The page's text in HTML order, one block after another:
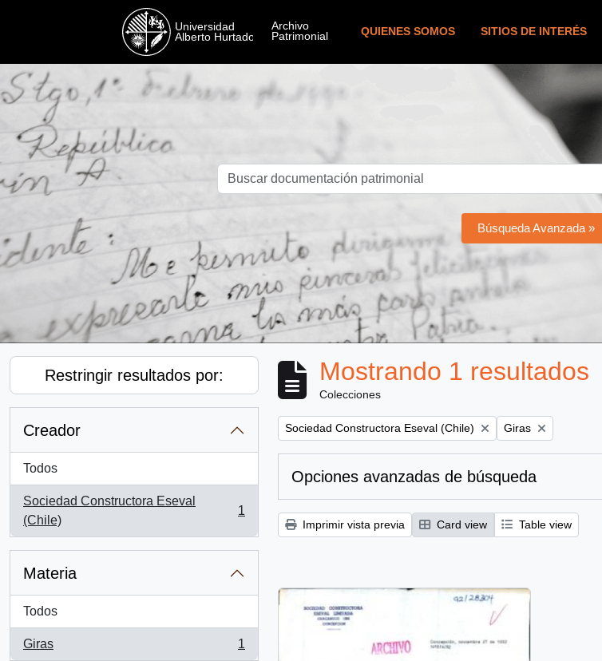
QUIENES SOMOS SITIOS DE INTERÉS
Búsqueda Avanzada »
Restringir resultados por:
Creador
Todos
Sociedad Constructora Eseval
(Chile)
, 1 resultados
1
Materia
Todos
Giras
, 1 resultados
1
Mostrando 1 resultados
Colecciones
Remove filter:
Sociedad Constructora Eseval (Chile) Remove filter:
Giras
Opciones avanzadas de búsqueda
Imprimir vista previa Card view Table view